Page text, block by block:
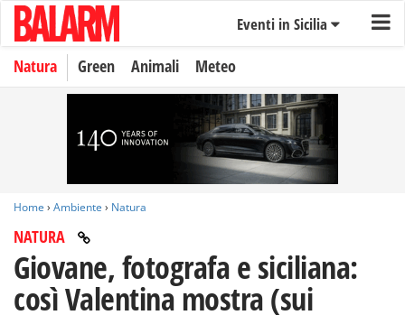
Eventi in Sicilia
Natura Green Animali Meteo
Home › Ambiente › Natura
NATURA
Giovane, fotografa e siciliana:
così Valentina mostra (sui